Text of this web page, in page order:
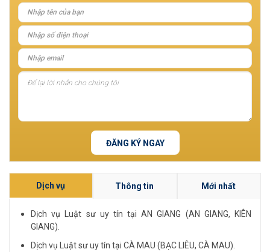
ĐĂNG KÝ NGAY
Dịch vụ Thông tin Mới nhất
Dịch vụ Luật sư uy tín tại AN GIANG (AN GIANG, KIÊN
GIANG).
Dịch vụ Luật sư uy tín tại CÀ MAU (BẠC LIÊU, CÀ MAU).